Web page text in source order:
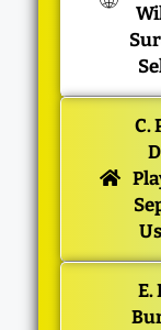
C.
E.